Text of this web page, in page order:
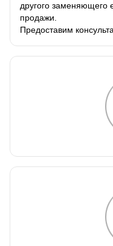
другого заменяющего
продажи.
Предоставим